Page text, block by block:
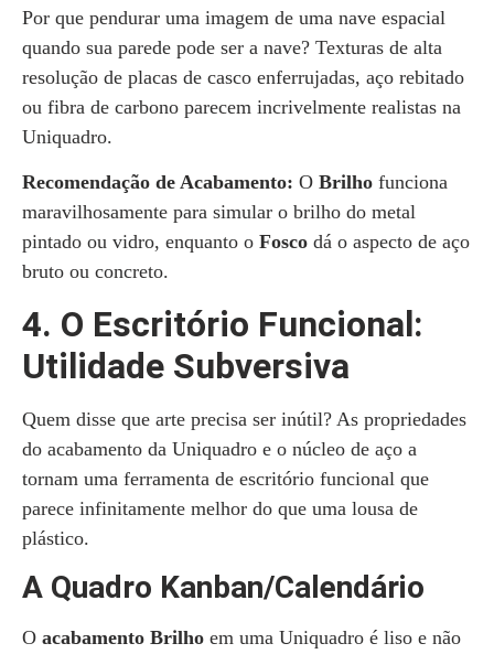
Por que pendurar uma imagem de uma nave espacial
quando sua parede pode ser a nave? Texturas de alta
resolução de placas de casco enferrujadas, aço rebitado
ou fibra de carbono parecem incrivelmente realistas na
Uniquadro.
Recomendação de Acabamento: O Brilho funciona
maravilhosamente para simular o brilho do metal
pintado ou vidro, enquanto o Fosco dá o aspecto de aço
bruto ou concreto.
4. O Escritório Funcional:
Utilidade Subversiva
Quem disse que arte precisa ser inútil? As propriedades
do acabamento da Uniquadro e o núcleo de aço a
tornam uma ferramenta de escritório funcional que
parece infinitamente melhor do que uma lousa de
plástico.
A Quadro Kanban/Calendário
O acabamento Brilho em uma Uniquadro é liso e não